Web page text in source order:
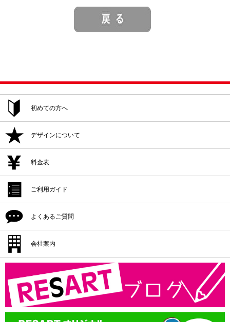
初めての方へ
ご注文方法
追加注文・再注文
デザインについて
デザイン作成
デザイン入稿
プリント方法
プリントサイズ
書体一覧
料金表
デザイン作成
デザイン入稿
プリント方法
プリント色
プリントサイズ
書体一覧
ご利用ガイド
シルクプリント料金
インクジェットプリント料金
カッティングプリント料金
版代
よくあるご質問
配送・納期
返品・交換・キャンセル
支払方法
領収書の発行
版代
会社案内